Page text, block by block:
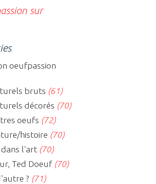
oeufpassion
bruts (61)
décorés (70)
oeufs (72)
histoire (70)
l'art(70)
Ted Doeuf(70)
? (71)